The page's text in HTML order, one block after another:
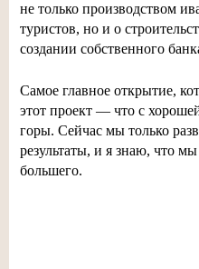
не только производством
туристов, но и о
создании собственного
Самое главное открытие,
этот проект — что с
горы. Сейчас мы только
результаты, и я знаю, что
большего.